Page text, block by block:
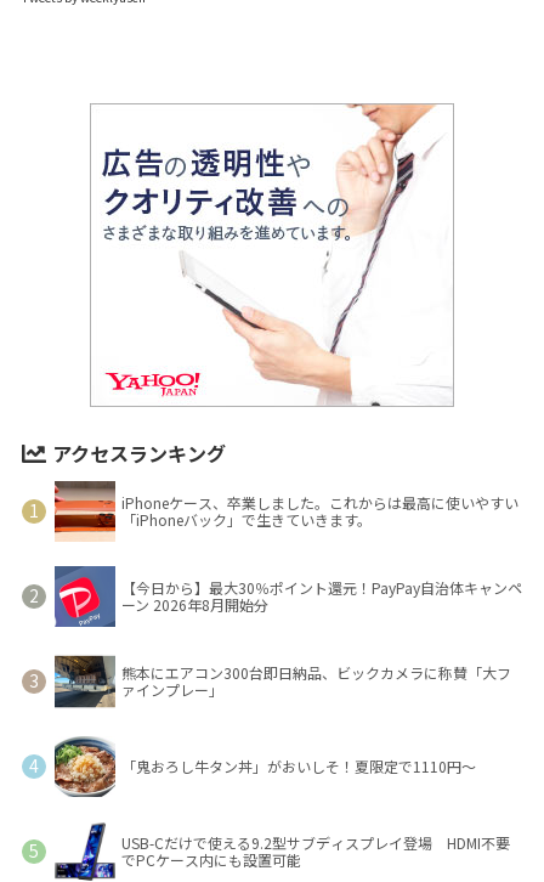
アクセスランキング
iPhoneケース、卒業しました。これからは最高に使いやすい
「iPhoneバック」で生きていきます。
【今日から】最大30％ポイント還元！PayPay自治体キャンペ
ーン 2026年8月開始分
熊本にエアコン300台即日納品、ビックカメラに称賛「大フ
ァインプレー」
「鬼おろし牛タン丼」がおいしそ！夏限定で1110円～
USB-Cだけで使える9.2型サブディスプレイ登場 HDMI不要
でPCケース内にも設置可能